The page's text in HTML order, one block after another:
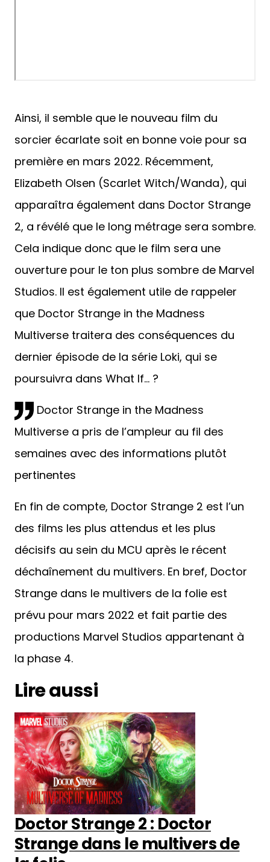
Ainsi, il semble que le nouveau film du
sorcier écarlate soit en bonne voie pour sa
première en mars 2022. Récemment,
Elizabeth Olsen (Scarlet Witch/Wanda), qui
apparaîtra également dans Doctor Strange
2, a révélé que le long métrage sera sombre.
Cela indique donc que le film sera une
ouverture pour le ton plus sombre de Marvel
Studios. Il est également utile de rappeler
que Doctor Strange in the Madness
Multiverse traitera des conséquences du
dernier épisode de la série Loki, qui se
poursuivra dans What If… ?
Doctor Strange in the Madness
Multiverse a pris de l’ampleur au fil des
semaines avec des informations plutôt
pertinentes
En fin de compte, Doctor Strange 2 est l’un
des films les plus attendus et les plus
décisifs au sein du MCU après le récent
déchaînement du multivers. En bref, Doctor
Strange dans le multivers de la folie est
prévu pour mars 2022 et fait partie des
productions Marvel Studios appartenant à
la phase 4.
Lire aussi
Doctor Strange 2 : Doctor
Strange dans le multivers de